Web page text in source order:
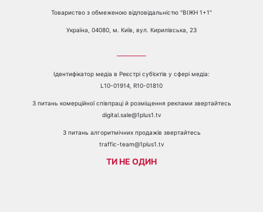
Товариство з обмеженою відповідальністю "ВІЖН 1+1"
Україна, 04080, м. Київ, вул. Кирилівська, 23
Ідентифікатор медіа в Реєстрі суб’єктів у сфері медіа:
L10-01914, R10-01810
З питань комерційної співпраці й розміщення реклами звертайтесь
digital.sale@1plus1.tv
З питань алгоритмічних продажів звертайтесь
traffic-team@1plus1.tv
ТИ НЕ ОДИН